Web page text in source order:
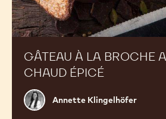
GÂTEAU À LA BROCHE
CHAUD ÉPICÉ
Annette
Klingelhöfer
Annette Klingelhöfer